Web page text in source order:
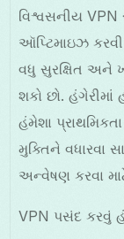
વિશ્વસનીય
ઑપ્ટિમાઇઝ
વધુ સુરક્ષિત અને
શકો છો. હંગેરીમાં
હંમેશા
મુક્તિને વધારવા
અન્વેષણ કરવા
VPN પસંદ કરવું